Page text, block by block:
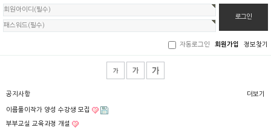
회
원
로
그
자동로그인 회원가입 정보찾기
공지사항
이름풀이작가 양성 수강생 모집
부부교실 교육과정 개설
더보기